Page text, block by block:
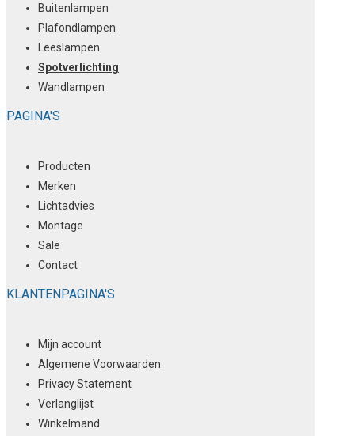
Buitenlampen
Plafondlampen
Leeslampen
Spotverlichting
Wandlampen
PAGINA'S
Producten
Merken
Lichtadvies
Montage
Sale
Contact
KLANTENPAGINA'S
Mijn account
Algemene Voorwaarden
Privacy Statement
Verlanglijst
Winkelmand